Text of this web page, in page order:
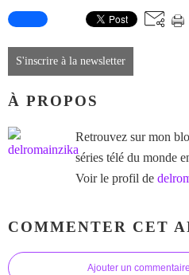
S'inscrire à la newsletter
À PROPOS
Retrouvez sur mon
séries télé du monde
Voir le profil de
COMMENTER CET
Ajouter un commentaire